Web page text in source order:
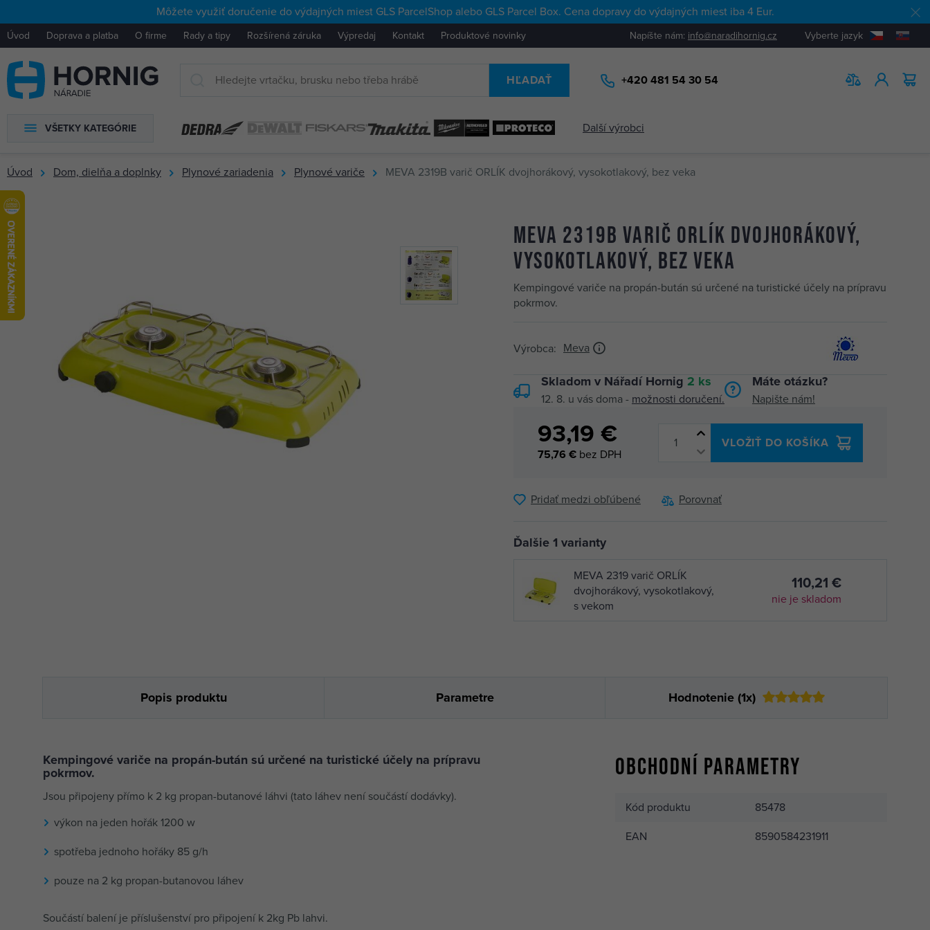
Môžete využiť doručenie do výdajných miest GLS ParcelShop alebo GLS Parcel Box. Cena dopravy do výdajných miest iba 4 Eur.
Úvod Doprava a platba O firme Rady a tipy Rozšírená záruka Výpredaj Kontakt Produktové novinky Napíšte nám: info@naradihornig.cz Vyberte jazyk
HĽADAŤ +420 481 54 30 54
VŠETKY KATEGÓRIE Další výrobci
Úvod Dom, dielňa a doplnky Plynové zariadenia Plynové variče MEVA 2319B varič ORLÍK dvojhorákový, vysokotlakový, bez veka
MEVA 2319B varič ORLÍK dvojhorákový,
vysokotlakový, bez veka
Kempingové variče na propán-bután sú určené na turistické účely na prípravu
pokrmov.
Výrobca: Meva
Skladom v Nářadí Hornig 2 ks
12. 8. u vás doma - možnosti doručení.
Máte otázku?
Napište nám!
93,19 €
75,76 € bez DPH
VLOŽIŤ DO KOŠÍKA
Pridať medzi obľúbené Porovnať
Ďalšie 1 varianty
MEVA 2319 varič ORLÍK
dvojhorákový, vysokotlakový,
s vekom
110,21 €
nie je skladom
Popis produktu Parametre Hodnotenie (1x)
Kempingové variče na propán-bután sú určené na turistické účely na prípravu
pokrmov.
Jsou připojeny přímo k 2 kg propan-butanové láhvi (tato láhev není součástí dodávky).
výkon na jeden hořák 1200 w
spotřeba jednoho hořáky 85 g/h
pouze na 2 kg propan-butanovou láhev
Součástí balení je příslušenství pro připojení k 2kg Pb lahvi.
Obchodní parametry
Kód produktu 85478
EAN 8590584231911